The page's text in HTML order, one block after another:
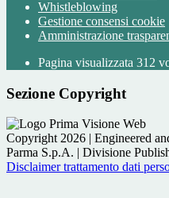
Whistleblowing
Gestione consensi cookie
Amministrazione
Pagina visualizzata 312
Sezione Copyright
Copyright 2026 | Engineered
Parma S.p.A. | Divisione
Disclaimer trattamento dati